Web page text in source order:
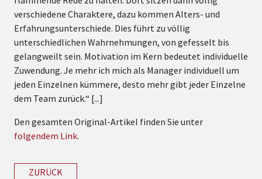
verschiedene Charaktere, dazu kommen Alters- und
Erfahrungsunterschiede. Dies führt zu völlig
unterschiedlichen Wahrnehmungen, von gefesselt bis
gelangweilt sein. Motivation im Kern bedeutet individuelle
Zuwendung. Je mehr ich mich als Manager individuell um
jeden Einzelnen kümmere, desto mehr gibt jeder Einzelne
dem Team zurück.“ [...]
Den gesamten Original-Artikel finden Sie unter
folgendem Link.
ZURÜCK